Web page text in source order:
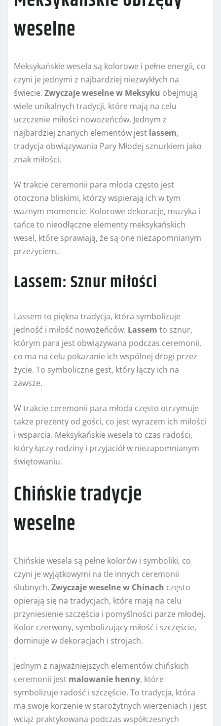
weselne
Meksykańskie wesela są kolorowe i pełne energii, co
czyni je jednymi z najbardziej niezwykłych na
świecie. Zwyczaje weselne w Meksyku obejmują
wiele unikalnych tradycji, które mają na celu
uczczenie miłości nowożeńców. Jednym z
najbardziej znanych elementów jest lassem,
tradycja obwiązywania Pary Młodej sznurkiem jako
znak miłości.
W trakcie ceremonii para młoda często jest
otoczona bliskimi, którzy wspierają ich w tym
ważnym momencie. Kolorowe dekoracje, muzyka i
tańce to nieodłączne elementy meksykańskich
wesel, które sprawiają, że są one niezapomnianym
przeżyciem.
Lassem: Sznur miłości
Lassem to piękna tradycja, która symbolizuje
jedność i miłość nowożeńców. Lassem to sznur,
którym para jest obwiązywana podczas ceremonii,
co ma na celu pokazanie ich wspólnej drogi przez
życie. To symboliczne gest, który łączy ich na
zawsze.
W trakcie ceremonii para młoda często otrzymuje
także prezenty od gości, co jest wyrazem ich miłości
i wsparcia. Meksykańskie wesela to czas radości,
który łączy rodziny i przyjaciół w niezapomnianym
świętowaniu.
Chińskie tradycje
weselne
Chińskie wesela są pełne kolorów i symboliki, co
czyni je wyjątkowymi na tle innych ceremonii
ślubnych. Zwyczaje weselne w Chinach często
opierają się na tradycjach, które mają na celu
przyniesienie szczęścia i pomyślności parze młodej.
Kolor czerwony, symbolizujący miłość i szczęście,
dominuje w dekoracjach i strojach.
Jednym z najważniejszych elementów chińskich
ceremonii jest malowanie henny, które
symbolizuje radość i szczęście. To tradycja, która
ma swoje korzenie w starożytnych wierzeniach i jest
wciąż praktykowana podczas współczesnych